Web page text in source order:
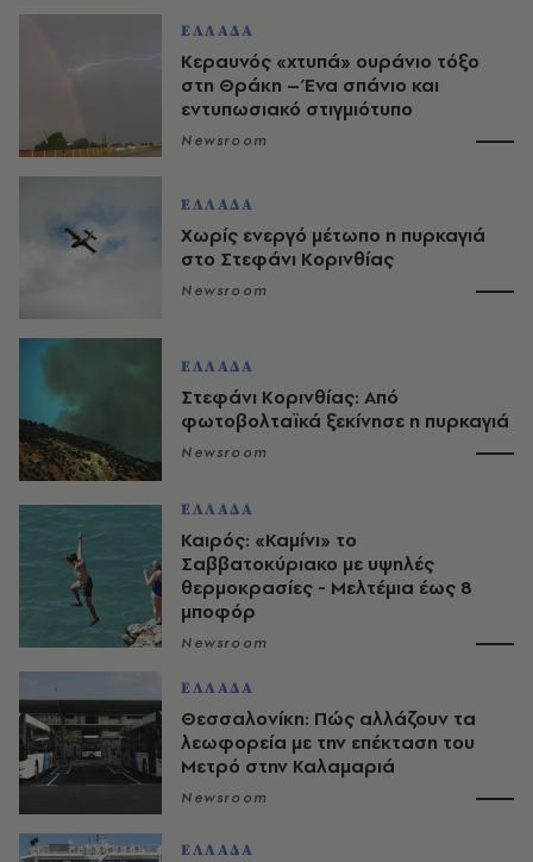
ΕΛΛΑΔΑ
Κεραυνός «χτυπά» ουράνιο τόξο
στη Θράκη – Ένα σπάνιο και
εντυπωσιακό στιγμιότυπο
Newsroom
ΕΛΛΑΔΑ
Χωρίς ενεργό μέτωπο η πυρκαγιά
στο Στεφάνι Κορινθίας
Newsroom
ΕΛΛΑΔΑ
Στεφάνι Κορινθίας: Από
φωτοβολταϊκά ξεκίνησε η πυρκαγιά
Newsroom
ΕΛΛΑΔΑ
Καιρός: «Καμίνι» το
Σαββατοκύριακο με υψηλές
θερμοκρασίες - Mελτέμια έως 8
μποφόρ
Newsroom
ΕΛΛΑΔΑ
Θεσσαλονίκη: Πώς αλλάζουν τα
λεωφορεία με την επέκταση του
Μετρό στην Καλαμαριά
Newsroom
ΕΛΛΑΔΑ